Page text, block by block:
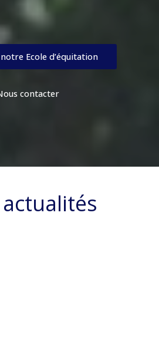
Ecole d’équitation
contacter